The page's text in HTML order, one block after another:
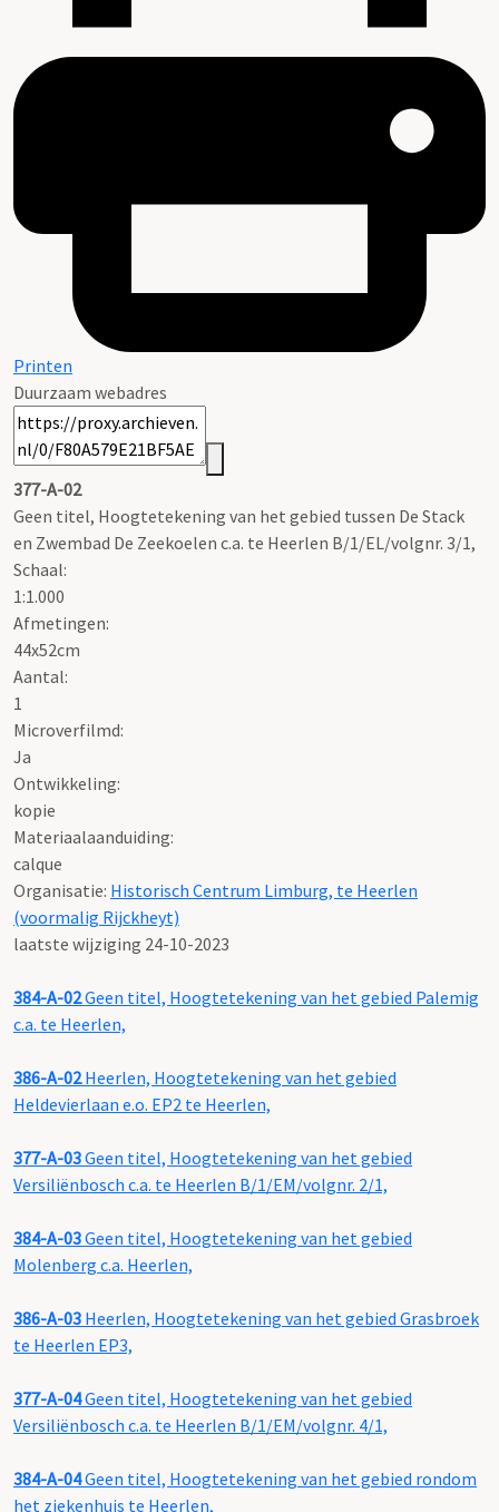
Printen
Duurzaam webadres
377-A-02
Geen titel, Hoogtetekening van het gebied tussen De Stack
en Zwembad De Zeekoelen c.a. te Heerlen B/1/EL/volgnr. 3/1,
Schaal:
1:1.000
Afmetingen:
44x52cm
Aantal:
1
Microverfilmd:
Ja
Ontwikkeling:
kopie
Materiaalaanduiding:
calque
Organisatie: Historisch Centrum Limburg, te Heerlen
(voormalig Rijckheyt)
laatste wijziging 24-10-2023
384-A-02Geen titel, Hoogtetekening van het gebied Palemig
c.a. te Heerlen,
386-A-02Heerlen, Hoogtetekening van het gebied
Heldevierlaan e.o. EP2 te Heerlen,
377-A-03Geen titel, Hoogtetekening van het gebied
Versiliënbosch c.a. te Heerlen B/1/EM/volgnr. 2/1,
384-A-03Geen titel, Hoogtetekening van het gebied
Molenberg c.a. Heerlen,
386-A-03 Heerlen, Hoogtetekening van het gebied Grasbroek
te Heerlen EP3,
377-A-04Geen titel, Hoogtetekening van het gebied
Versiliënbosch c.a. te Heerlen B/1/EM/volgnr. 4/1,
384-A-04Geen titel, Hoogtetekening van het gebied rondom
het ziekenhuis te Heerlen,